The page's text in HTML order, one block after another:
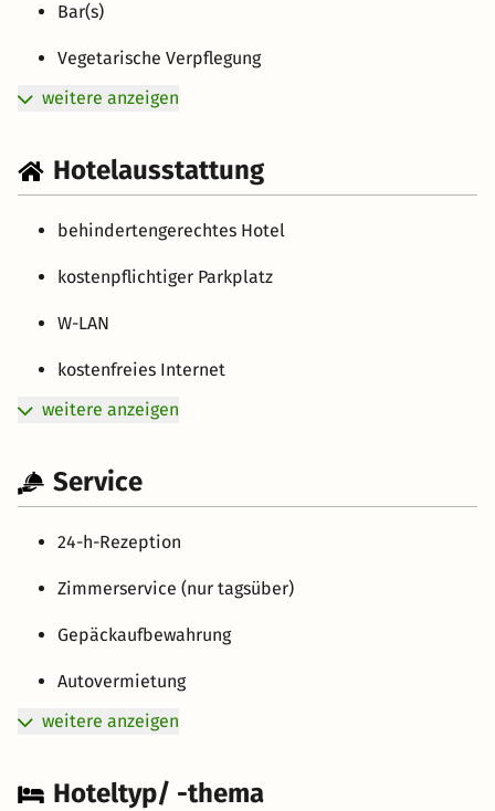
Bar(s)
Vegetarische Verpflegung
weitere anzeigen
Hotelausstattung
behindertengerechtes Hotel
kostenpflichtiger Parkplatz
W-LAN
kostenfreies Internet
weitere anzeigen
Service
24-h-Rezeption
Zimmerservice (nur tagsüber)
Gepäckaufbewahrung
Autovermietung
weitere anzeigen
Hoteltyp/ -thema